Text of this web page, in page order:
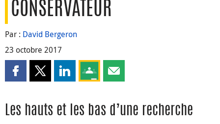
CONSERVATEUR
Par : David Bergeron
23 octobre 2017
Partager cette page sur Facebook
Partager cette page sur X
Partager cette page sur LinkedIn
Partagez cette page sur Google
Partager cette page par
Les hauts et les bas d’une recherche